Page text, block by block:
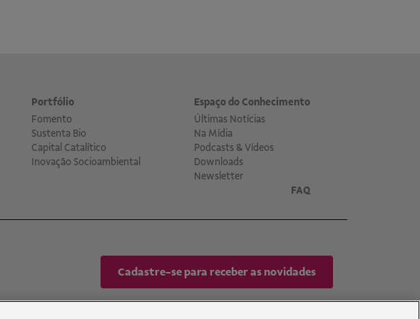
Portfólio
Fomento
Sustenta Bio
Capital Catalítico
Inovação Socioambiental
Espaço do Conhecimento
Últimas Notícias
Na Mídia
Podcasts & Vídeos
Downloads
Newsletter
FAQ
Cadastre-se para receber as novidades